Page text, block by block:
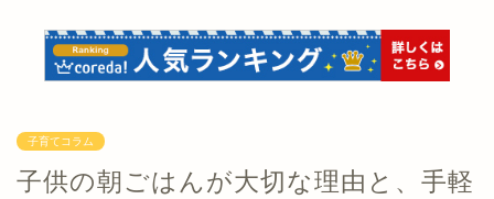
子育てコラム
子供の朝ごはんが大切な理由と、手軽